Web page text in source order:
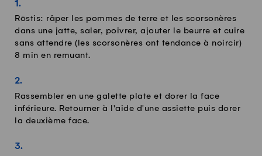
Röstis: râper les pommes de terre et les scorsonères
dans une jatte, saler, poivrer, ajouter le beurre et cuire
sans attendre (les scorsonères ont tendance à noircir)
8 min en remuant.
Rassembler en une galette plate et dorer la face
inférieure. Retourner à l'aide d'une assiette puis dorer
la deuxième face.